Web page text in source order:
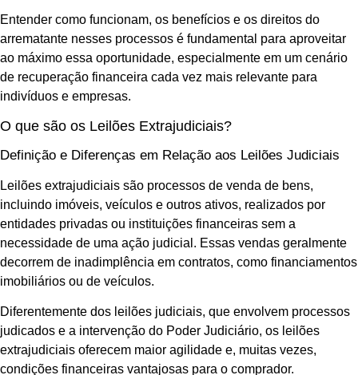
Entender como funcionam, os benefícios e os direitos do
arrematante nesses processos é fundamental para aproveitar
ao máximo essa oportunidade, especialmente em um cenário
de recuperação financeira cada vez mais relevante para
indivíduos e empresas.
O que são os Leilões Extrajudiciais?
Definição e Diferenças em Relação aos Leilões Judiciais
Leilões extrajudiciais são processos de venda de bens,
incluindo imóveis, veículos e outros ativos, realizados por
entidades privadas ou instituições financeiras sem a
necessidade de uma ação judicial. Essas vendas geralmente
decorrem de inadimplência em contratos, como financiamentos
imobiliários ou de veículos.
Diferentemente dos leilões judiciais, que envolvem processos
judicados e a intervenção do Poder Judiciário, os leilões
extrajudiciais oferecem maior agilidade e, muitas vezes,
condições financeiras vantajosas para o comprador.